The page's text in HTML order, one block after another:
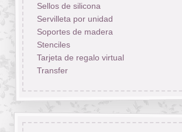
Sellos de silicona
Servilleta por unidad
Soportes de madera
Stenciles
Tarjeta de regalo virtual
Transfer